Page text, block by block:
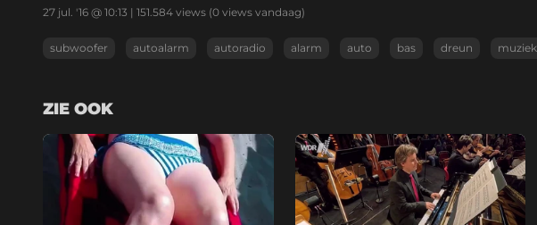
27 jul. '16 @ 10:13 | 151.584 views (0 views vandaag)
subwoofer autoalarm autoradio alarm auto bas dreun muziek
ZIE OOK